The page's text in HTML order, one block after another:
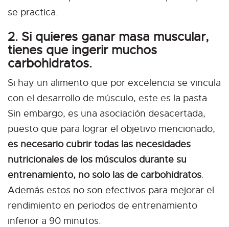
se practica.
2. Si quieres ganar masa muscular,
tienes que ingerir muchos
carbohidratos.
Si hay un alimento que por excelencia se vincula
con el desarrollo de músculo, este es la pasta.
Sin embargo, es una asociación desacertada,
puesto que para lograr el objetivo mencionado,
es necesario cubrir todas las necesidades
nutricionales de los músculos durante su
entrenamiento, no solo las de carbohidratos.
Además estos no son efectivos para mejorar el
rendimiento en periodos de entrenamiento
inferior a 90 minutos.